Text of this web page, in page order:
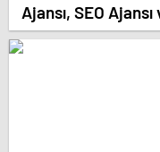
Ajansı, SEO